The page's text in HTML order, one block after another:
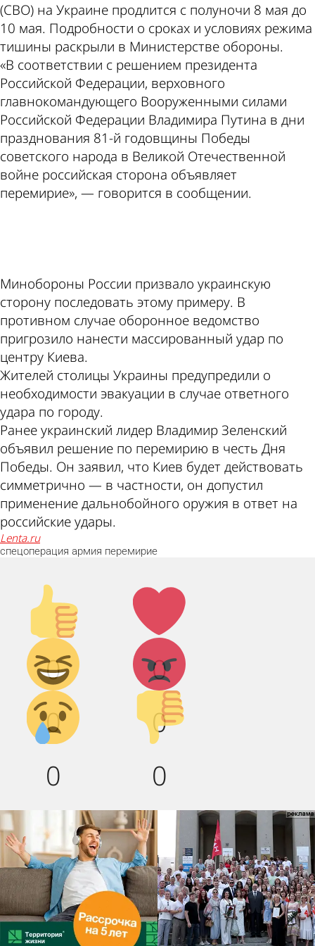
(СВО) на Украине продлится с полуночи 8 мая до
10 мая. Подробности о сроках и условиях режима
тишины раскрыли в Министерстве обороны.
«В соответствии с решением президента
Российской Федерации, верховного
главнокомандующего Вооруженными силами
Российской Федерации Владимира Путина в дни
празднования 81-й годовщины Победы
советского народа в Великой Отечественной
войне российская сторона объявляет
перемирие», — говорится в сообщении.
Минобороны России призвало украинскую
сторону последовать этому примеру. В
противном случае оборонное ведомство
пригрозило нанести массированный удар по
центру Киева.
Жителей столицы Украины предупредили о
необходимости эвакуации в случае ответного
удара по городу.
Ранее украинский лидер Владимир Зеленский
объявил решение по перемирию в честь Дня
Победы. Он заявил, что Киев будет действовать
симметрично — в частности, он допустил
применение дальнобойного оружия в ответ на
российские удары.
lenta.ru
спецоперация армия перемирие
Палец
вверх!
0
Лайк!
0
Дикий
смех!
0
Агрессия!
0
Грусть :(
0
Палец
вниз!
0